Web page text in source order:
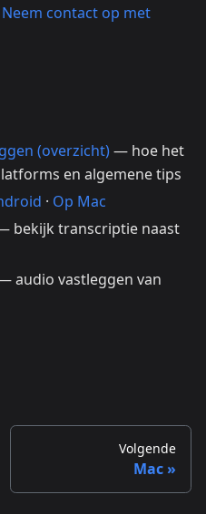
Neem contact op met
(overzicht)— hoe het
en algemene tips
· Op Mac
bekijk transcriptie naast
audio vastleggen van
Volgende
Mac